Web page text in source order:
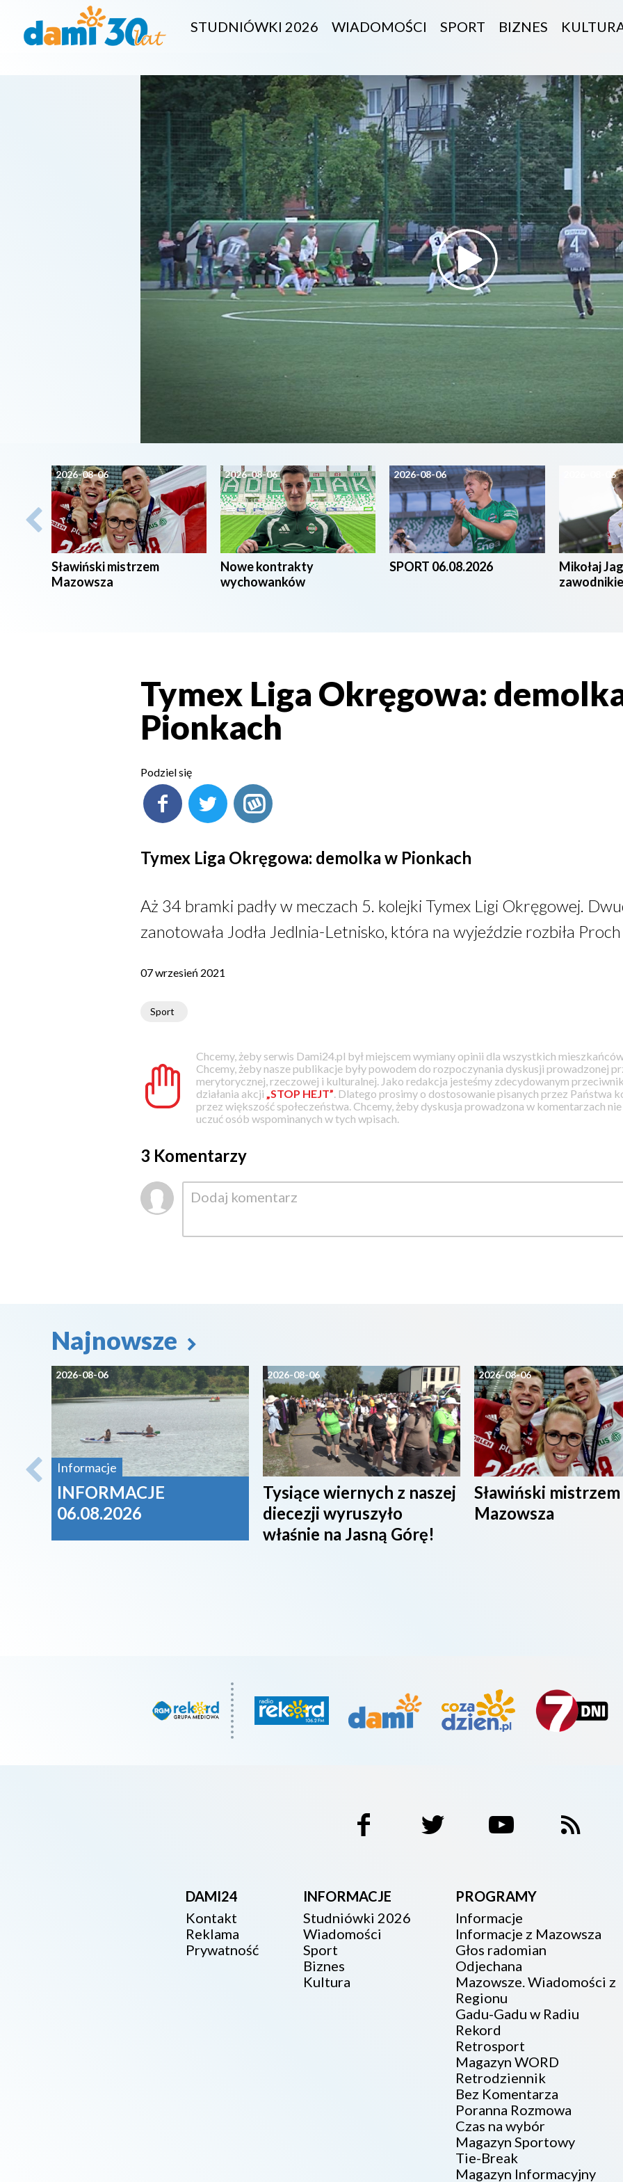
STUDNIÓWKI 2026 WIADOMOŚCI SPORT BIZNES
2026-08-06
Sławiński mistrzem
Mazowsza
2026-08-06
Nowe kontrakty
wychowanków
2026-08-06
SPORT 06.08.2026
2026-08-05
Mikołaj
Tymex Liga Okręgowa:
Pionkach
Podziel się
Tymex Liga Okręgowa: demolka w Pionkach
Aż 34 bramki padły w meczach 5. kolejki Tymex Ligi Okręgowej.
zanotowała Jodła Jedlnia-Letnisko, która na wyjeździe rozbiła Proch
07 wrzesień 2021
Sport
Chcemy, żeby serwis Dami24.pl był miejscem wymiany opinii dla wszystkich
Chcemy, żeby nasze publikacje były powodem do rozpoczynania dyskusji prowadzonej
merytorycznej, rzeczowej i kulturalnej. Jako redakcja jesteśmy zdecydowanym
działania akcji „STOP HEJT” . Dlatego prosimy o dostosowanie pisanych przez Państwa
przez większość społeczeństwa. Chcemy, żeby dyskusja prowadzona w komentarzach
uczuć osób wspominanych w tych wpisach.
3 Komentarzy
Najnowsze
2026-08-06
Informacje
INFORMACJE
06.08.2026
2026-08-06
Tysiące wiernych z naszej
diecezji wyruszyło
właśnie na Jasną Górę!
2026-08-06
Sławiński mistrzem
Mazowsza
DAMI24
Kontakt
Reklama
Prywatność
INFORMACJE
Studniówki 2026
Wiadomości
Sport
Biznes
Kultura
PROGRAMY
Informacje
Informacje z Mazowsza
Głos radomian
Odjechana
Mazowsze. Wiadomości z
Regionu
Gadu-Gadu w Radiu
Rekord
Retrosport
Magazyn WORD
Retrodziennik
Bez Komentarza
Poranna Rozmowa
Czas na wybór
Magazyn Sportowy
Tie-Break
Magazyn Informacyjny